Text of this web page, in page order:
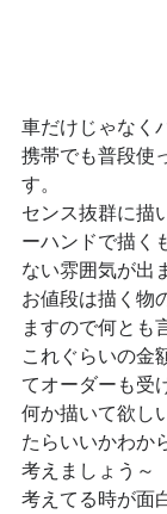
車だけじゃなく
携帯でも普段使
す。
センス抜群に描
ーハンドで描く
ない雰囲気が出
お値段は描く物
ますので何とも
これぐらいの金
てオーダーも受
何か描いて欲し
たらいいかわか
考えましょう～
考えてる時が面